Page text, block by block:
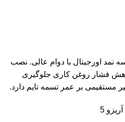
چری آریزو 5، کاسه نمد اورجینال با دوام عالی. نصب
فشار روغن کاری جلوگیری
مستقیمی بر عمر تسمه تایم دارد.
5